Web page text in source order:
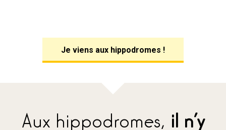
Je viens aux hippodromes !
Aux hippodromes, il n’y